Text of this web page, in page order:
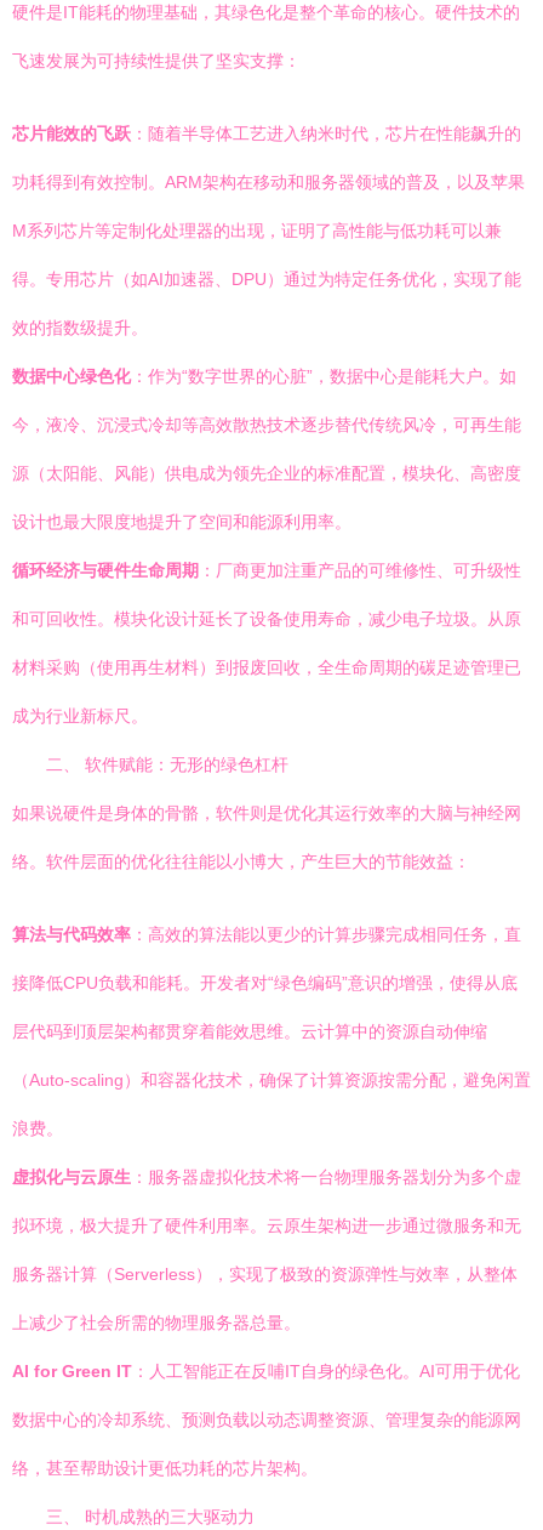
硬件是IT能耗的物理基础，其绿色化是整个革命的核心。硬件技术的
飞速发展为可持续性提供了坚实支撑：
芯片能效的飞跃 ：随着半导体工艺进入纳米时代，芯片在性能飙升的
功耗得到有效控制。ARM架构在移动和服务器领域的普及，以及苹果
M系列芯片等定制化处理器的出现，证明了高性能与低功耗可以兼
得。专用芯片（如AI加速器、DPU）通过为特定任务优化，实现了能
效的指数级提升。
数据中心绿色化：作为“数字世界的心脏”，数据中心是能耗大户。如
今，液冷、沉浸式冷却等高效散热技术逐步替代传统风冷，可再生能
源（太阳能、风能）供电成为领先企业的标准配置，模块化、高密度
设计也最大限度地提升了空间和能源利用率。
循环经济与硬件生命周期 ：厂商更加注重产品的可维修性、可升级性
和可回收性。模块化设计延长了设备使用寿命，减少电子垃圾。从原
材料采购（使用再生材料）到报废回收，全生命周期的碳足迹管理已
成为行业新标尺。
二、 软件赋能：无形的绿色杠杆
如果说硬件是身体的骨骼，软件则是优化其运行效率的大脑与神经网
络。软件层面的优化往往能以小博大，产生巨大的节能效益：
算法与代码效率 ：高效的算法能以更少的计算步骤完成相同任务，直
接降低CPU负载和能耗。开发者对“绿色编码”意识的增强，使得从底
层代码到顶层架构都贯穿着能效思维。云计算中的资源自动伸缩
（Auto-scaling）和容器化技术，确保了计算资源按需分配，避免闲置
浪费。
虚拟化与云原生 ：服务器虚拟化技术将一台物理服务器划分为多个虚
拟环境，极大提升了硬件利用率。云原生架构进一步通过微服务和无
服务器计算（Serverless），实现了极致的资源弹性与效率，从整体
上减少了社会所需的物理服务器总量。
AI for Green IT ：人工智能正在反哺IT自身的绿色化。AI可用于优化
数据中心的冷却系统、预测负载以动态调整资源、管理复杂的能源网
络，甚至帮助设计更低功耗的芯片架构。
三、 时机成熟的三大驱动力